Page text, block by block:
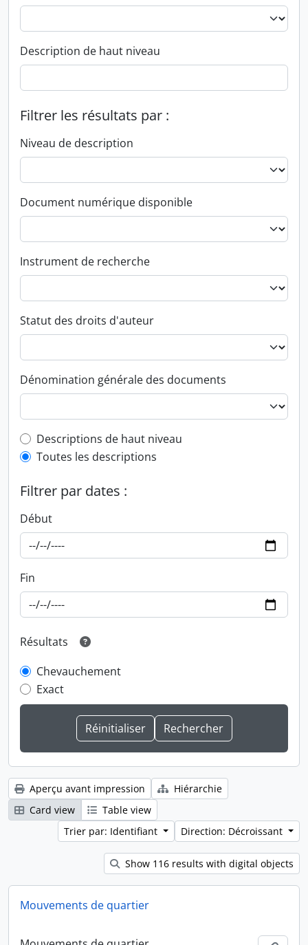
Description de haut niveau
Filtrer les résultats par :
Niveau de description
Document numérique disponible
Instrument de recherche
Statut des droits d'auteur
Dénomination générale des documents
Top-level description filter
Descriptions de haut niveau
Toutes les descriptions
Filtrer par dates :
Début
Fin
Résultats
Chevauchement
Exact
Aperçu avant impression
Hiérarchie
Card view
Table view
Trier par: Identifiant
Direction: Décroissant
Show 116 results with digital objects
Mouvements de quartier